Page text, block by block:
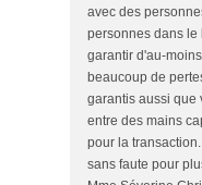
avec des
personnes dans le
garantir d'au-
beaucoup de
garantis aussi que
entre des mains
pour la
sans faute pour